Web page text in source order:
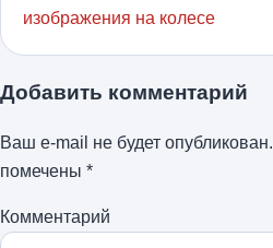
изображения на колесе
Добавить комментарий
Ваш e-mail не будет опубликован.
помечены *
Комментарий